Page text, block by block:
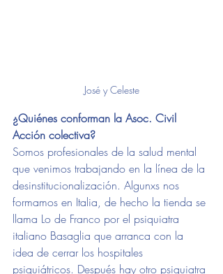
José y Celeste
¿Quiénes conforman la Asoc. Civil
Acción colectiva?
Somos profesionales de la salud mental
que venimos trabajando en la línea de la
desinstitucionalización. Algunxs nos
formamos en Italia, de hecho la tienda se
llama Lo de Franco por el psiquiatra
italiano Basaglia que arranca con la
idea de cerrar los hospitales
psiquiátricos. Después hay otro psiquiatra